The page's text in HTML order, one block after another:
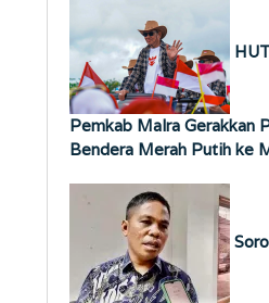
Pemkab Malra Gerakkan
Bendera Merah Putih ke